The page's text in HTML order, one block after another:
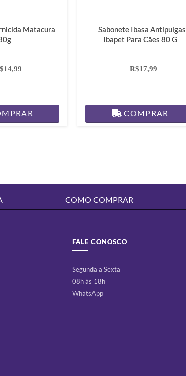
Matacura
Sabonete Ibasa Antipulgas
Ibapet Para Cães 80 G
R$17,99
COMPRAR
COMO COMPRAR
FALE CONOSCO
Segunda a Sexta
08h às 18h
WhatsApp